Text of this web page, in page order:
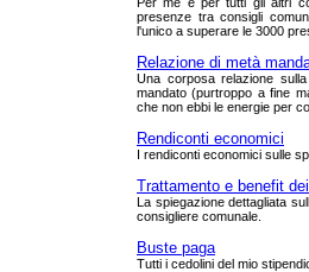
presenze tra consigli
l'unico a superare le 3000
Relazione di metà
Una corposa relazione
mandato (purtroppo a fine
che non ebbi le energie per
Rendiconti economici
I rendiconti economici sulle
Trattamento e benefit
La spiegazione dettagliata
consigliere comunale.
Buste paga
Tutti i cedolini del mio